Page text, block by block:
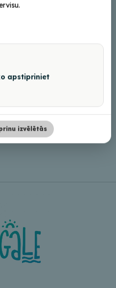
Leaflet
apstipriniet
izvēlētās